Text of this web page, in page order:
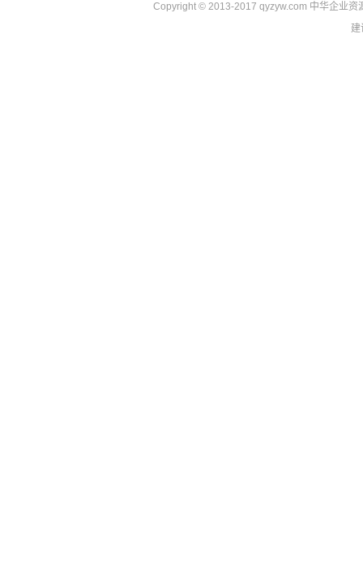
Copyright © 2013-2017 qyzyw.com 中华企业资